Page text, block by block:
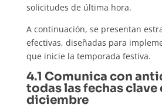
solicitudes de última hora.
A continuación, se presentan
efectivas, diseñadas para
que inicie la temporada festiva.
4.1 Comunica con
todas las fechas clave
diciembre